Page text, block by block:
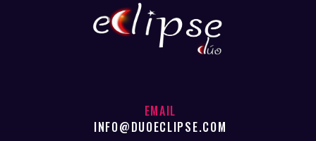
EMAIL
INFO@DUOECLIPSE.COM